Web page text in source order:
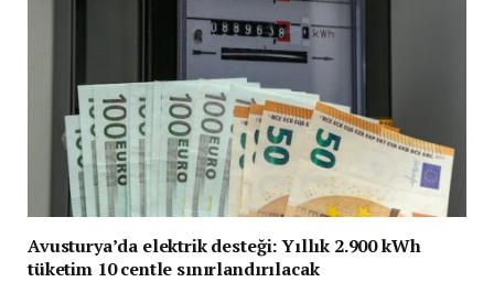
Avusturya’da elektrik desteği: Yıllık 2.900 kWh
tüketim 10 centle sınırlandırılacak